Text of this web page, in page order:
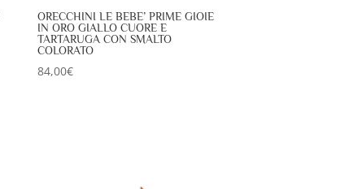
ORECCHINI LE BEBE’ PRIME GIOIE
IN ORO GIALLO CUORE E
TARTARUGA CON SMALTO
COLORATO
84,00€